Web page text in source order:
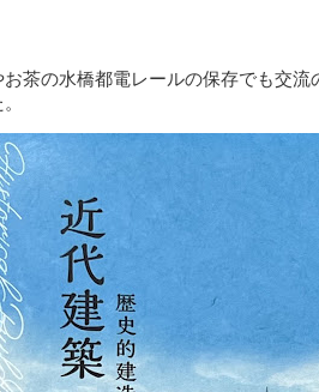
お茶の水橋都電レールの保存でも交